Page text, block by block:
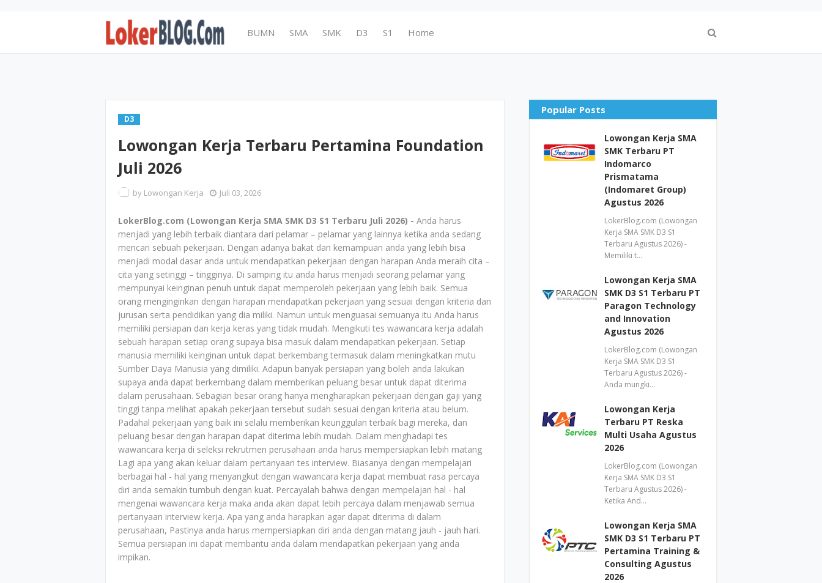
BUMN SMA SMK D3 S1 Home
D3
Lowongan Kerja Terbaru Pertamina Foundation
Juli 2026
by Lowongan Kerja Juli 03, 2026
LokerBlog.com (Lowongan Kerja SMA SMK D3 S1 Terbaru Juli 2026) - Anda harus
menjadi yang lebih terbaik diantara dari pelamar – pelamar yang lainnya ketika anda sedang
mencari sebuah pekerjaan. Dengan adanya bakat dan kemampuan anda yang lebih bisa
menjadi modal dasar anda untuk mendapatkan pekerjaan dengan harapan Anda meraih cita –
cita yang setinggi – tingginya. Di samping itu anda harus menjadi seorang pelamar yang
mempunyai keinginan penuh untuk dapat memperoleh pekerjaan yang lebih baik. Semua
orang menginginkan dengan harapan mendapatkan pekerjaan yang sesuai dengan kriteria dan
jurusan serta pendidikan yang dia miliki. Namun untuk menguasai semuanya itu Anda harus
memiliki persiapan dan kerja keras yang tidak mudah. Mengikuti tes wawancara kerja adalah
sebuah harapan setiap orang supaya bisa masuk dalam mendapatkan pekerjaan. Setiap
manusia memiliki keinginan untuk dapat berkembang termasuk dalam meningkatkan mutu
Sumber Daya Manusia yang dimiliki. Adapun banyak persiapan yang boleh anda lakukan
supaya anda dapat berkembang dalam memberikan peluang besar untuk dapat diterima
dalam perusahaan. Sebagian besar orang hanya mengharapkan pekerjaan dengan gaji yang
tinggi tanpa melihat apakah pekerjaan tersebut sudah sesuai dengan kriteria atau belum.
Padahal pekerjaan yang baik ini selalu memberikan keunggulan terbaik bagi mereka, dan
peluang besar dengan harapan dapat diterima lebih mudah. Dalam menghadapi tes
wawancara kerja di seleksi rekrutmen perusahaan anda harus mempersiapkan lebih matang
Lagi apa yang akan keluar dalam pertanyaan tes interview. Biasanya dengan mempelajari
berbagai hal - hal yang menyangkut dengan wawancara kerja dapat membuat rasa percaya
diri anda semakin tumbuh dengan kuat. Percayalah bahwa dengan mempelajari hal - hal
mengenai wawancara kerja maka anda akan dapat lebih percaya dalam menjawab semua
pertanyaan interview kerja. Apa yang anda harapkan agar dapat diterima di dalam
perusahaan, Pastinya anda harus mempersiapkan diri anda dengan matang jauh - jauh hari.
Semua persiapan ini dapat membantu anda dalam mendapatkan pekerjaan yang anda
impikan.
Popular Posts
Lowongan Kerja SMA
SMK Terbaru PT
Indomarco
Prismatama
(Indomaret Group)
Agustus 2026
LokerBlog.com (Lowongan
Kerja SMA SMK D3 S1
Terbaru Agustus 2026) -
Memiliki t…
Lowongan Kerja SMA
SMK D3 S1 Terbaru PT
Paragon Technology
and Innovation
Agustus 2026
LokerBlog.com (Lowongan
Kerja SMA SMK D3 S1
Terbaru Agustus 2026) -
Anda mungki…
Lowongan Kerja
Terbaru PT Reska
Multi Usaha Agustus
2026
LokerBlog.com (Lowongan
Kerja SMA SMK D3 S1
Terbaru Agustus 2026) -
Ketika And…
Lowongan Kerja SMA
SMK D3 S1 Terbaru PT
Pertamina Training &
Consulting Agustus
2026